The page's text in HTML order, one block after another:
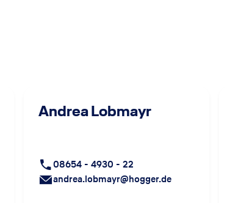
Andrea Lobmayr
08654 - 4930 - 22
andrea.lobmayr@hogger.de